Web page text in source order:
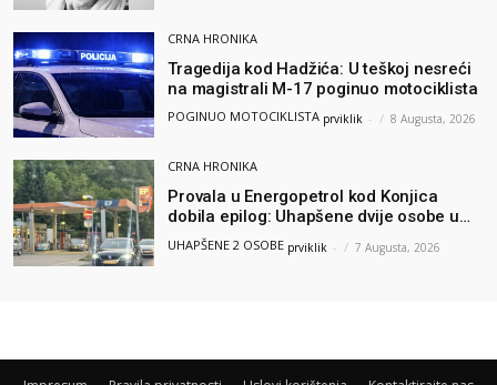
CRNA HRONIKA
Tragedija kod Hadžića: U teškoj nesreći
na magistrali M-17 poginuo motociklista
POGINUO MOTOCIKLISTA prviklik - 8 Augusta, 2026
CRNA HRONIKA
Provala u Energopetrol kod Konjica
dobila epilog: Uhapšene dvije osobe u
Čapljini i Jablanici
UHAPŠENE 2 OSOBE prviklik - 7 Augusta, 2026